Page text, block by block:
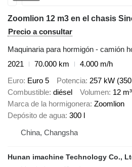
Zoomlion 12 m3 en el chasis
Precio a consultar
Maquinaria para hormigón - camión
2021
70.000 km
4.000 m/h
Euro Euro 5 Potencia 257 kW
Combustible diésel Volumen 12 m³
Marca de la hormigonera Zoomlion
Depósito de agua 300 l
China, Changsha
Hunan imachine Technology Co.,